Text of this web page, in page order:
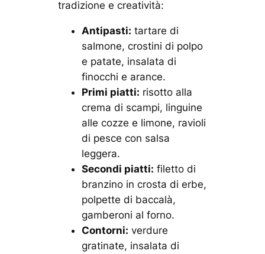
tradizione e creatività:
Antipasti: tartare di
salmone, crostini di polpo
e patate, insalata di
finocchi e arance.
Primi piatti: risotto alla
crema di scampi, linguine
alle cozze e limone, ravioli
di pesce con salsa
leggera.
Secondi piatti: filetto di
branzino in crosta di erbe,
polpette di baccalà,
gamberoni al forno.
Contorni: verdure
gratinate, insalata di